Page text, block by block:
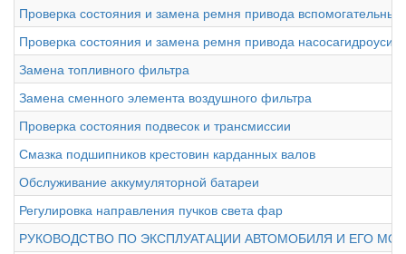
Проверка состояния и замена ремня привода
Проверка состояния и замена ремня привода
Замена топливного фильтра
Замена сменного элемента воздушного фильтра
Проверка состояния подвесок и трансмиссии
Смазка подшипников крестовин карданных валов
Обслуживание аккумуляторной батареи
Регулировка направления пучков света фар
РУКОВОДСТВО ПО ЭКСПЛУАТАЦИИ АВТОМОБИЛЯ И ЕГО